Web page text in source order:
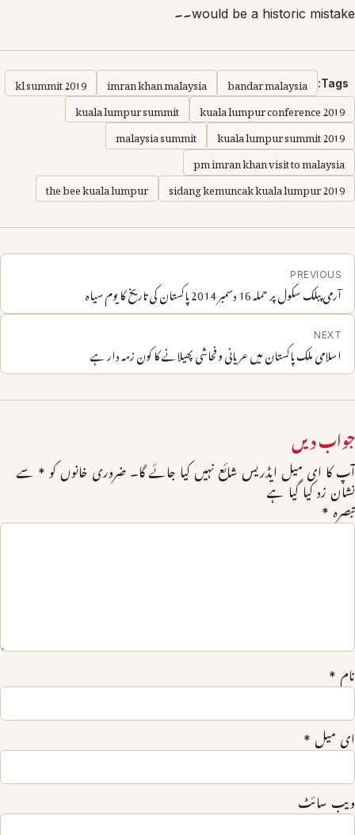
would be a historic mistake۔۔
Tags:
bandar malaysia
imran khan malaysia
kl summit 2019
kuala lumpur conference 2019
kuala lumpur summit
kuala lumpur summit 2019
malaysia summit
pm imran khan visit to malaysia
sidang kemuncak kuala lumpur 2019
the bee kuala lumpur
PREVIOUS
آرمی پبلک سکول پر حملہ 16 دسمبر 2014 پاکستان کی تاریخ کا یوم سیاہ
NEXT
اسلامی ملک پاکستان میں عریانی و فحاشی پھیلانے کا کون زمہ دار ہے
جواب دیں
آپ کا ای میل ایڈریس شائع نہیں کیا جائے گا۔ ضروری خانوں کو * سے
نشان زد کیا گیا ہے
تبصرہ *
نام *
ای میل *
ویب‌ سائٹ